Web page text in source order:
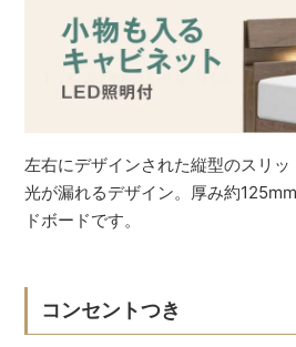
左右にデザインされた縦型のスリ
光が漏れるデザイン。厚み約
ドボードです。
コンセントつき